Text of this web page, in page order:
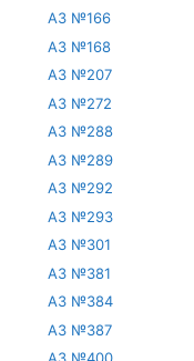
АЗ №166
АЗ №168
АЗ №207
АЗ №272
АЗ №288
АЗ №289
АЗ №292
АЗ №293
АЗ №301
АЗ №381
АЗ №384
АЗ №387